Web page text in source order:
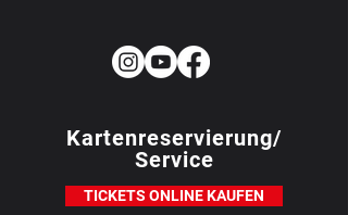
Kartenreservierung/
Service
TICKETS ONLINE KAUFEN